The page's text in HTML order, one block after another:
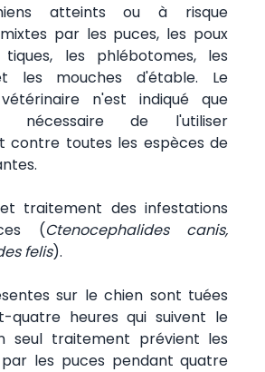
atteints ou à risque
par les puces, les poux
les phlébotomes, les
les mouches d'étable. Le
n'est indiqué que
nécessaire de l'utiliser
contre toutes les espèces de
traitement des infestations
(Ctenocephalides canis,
felis).
sur le chien sont tuées
quatre heures qui suivent le
seul traitement prévient les
les puces pendant quatre